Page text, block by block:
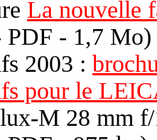
La nouvelle
PDF - 1,7 Mo)
2003 :
pour le
M 28 mm